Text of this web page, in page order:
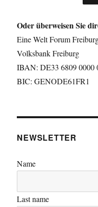
Oder überweisen Sie
Eine Welt Forum
Volksbank Freiburg
IBAN: DE33 6809 0000
BIC: GENODE61FR1
NEWSLETTER
Name
Last name